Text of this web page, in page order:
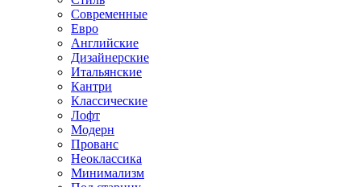
Современные
Евро
Английские
Дизайнерские
Итальянские
Кантри
Классические
Лофт
Модерн
Прованс
Неоклассика
Минимализм